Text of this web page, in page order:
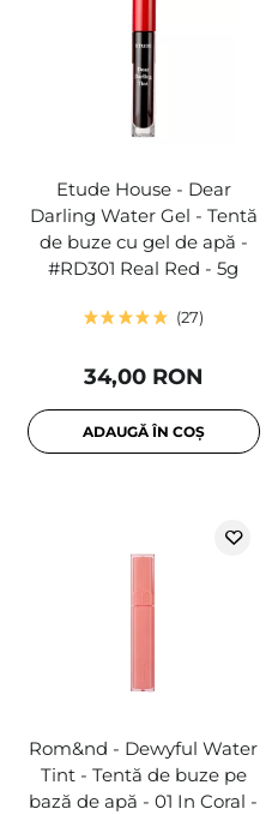
Etude House - Dear
Darling Water Gel - Tentă
de buze cu gel de apă -
#RD301 Real Red - 5g
27
34,00 RON
ADAUGĂ ÎN COȘ
Rom&nd - Dewyful Water
Tint - Tentă de buze pe
bază de apă - 01 In Coral -